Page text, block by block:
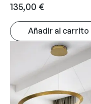
135,00 €
Añadir al carrito